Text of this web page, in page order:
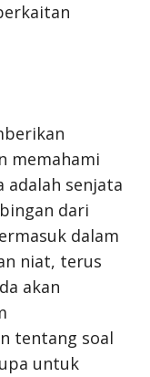
memahami
adalah senjata
dari
dalam
niat, terus
akan
tentang soal
untuk